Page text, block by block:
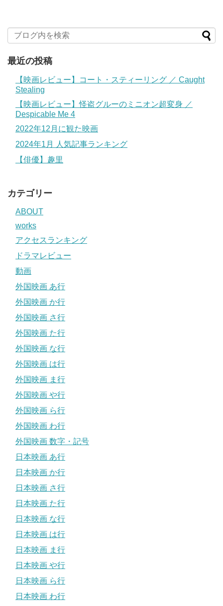
最近の投稿
【映画レビュー】コート・スティーリング ／ Caught
Stealing
【映画レビュー】怪盗グルーのミニオン超変身 ／
Despicable Me 4
2022年12月に観た映画
2024年1月 人気記事ランキング
【俳優】趣里
カテゴリー
ABOUT
works
アクセスランキング
ドラマレビュー
動画
外国映画 あ行
外国映画 か行
外国映画 さ行
外国映画 た行
外国映画 な行
外国映画 は行
外国映画 ま行
外国映画 や行
外国映画 ら行
外国映画 わ行
外国映画 数字・記号
日本映画 あ行
日本映画 か行
日本映画 さ行
日本映画 た行
日本映画 な行
日本映画 は行
日本映画 ま行
日本映画 や行
日本映画 ら行
日本映画 わ行